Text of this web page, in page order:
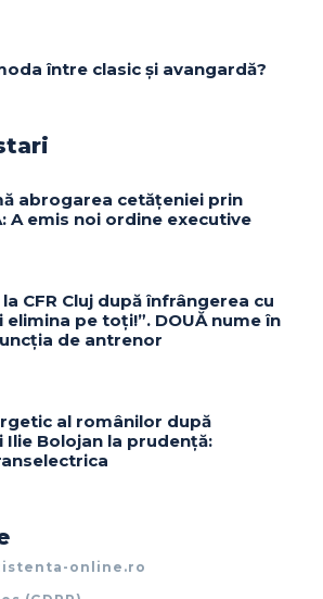
între clasic și avangardă?
abrogarea cetățeniei prin
A emis noi ordine executive
CFR Cluj după înfrângerea cu
elimina pe toți!”. DOUĂ nume în
de antrenor
al românilor după
Ilie Bolojan la prudență:
online.ro